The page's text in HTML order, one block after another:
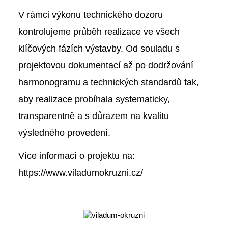
V rámci výkonu technického dozoru
kontrolujeme průběh realizace ve všech
klíčových fázích výstavby. Od souladu s
projektovou dokumentací až po dodržování
harmonogramu a technických standardů tak,
aby realizace probíhala systematicky,
transparentně a s důrazem na kvalitu
výsledného provedení.
Více informací o projektu na:
https://www.viladumokruzni.cz/